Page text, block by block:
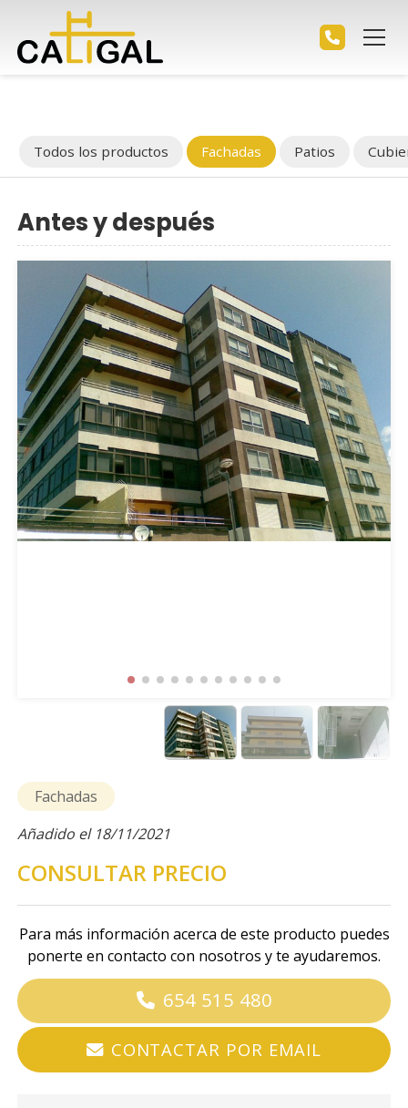
Todos los productos Fachadas Patios
Antes y después
Fachadas
Añadido el 18/11/2021
CONSULTAR PRECIO
Para más información acerca de este producto puedes
ponerte en contacto con nosotros y te ayudaremos.
654 515 480
CONTACTAR POR EMAIL